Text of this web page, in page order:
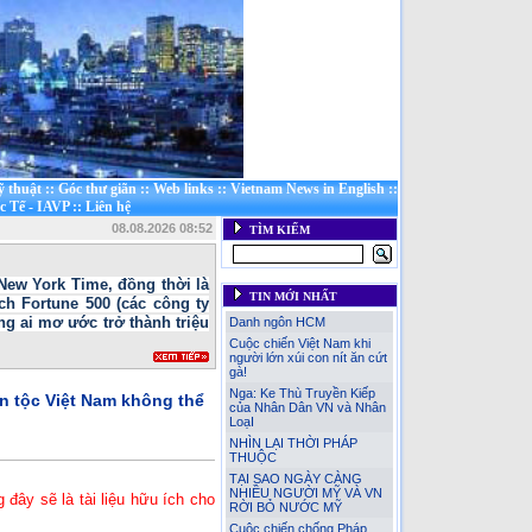
thuật::Góc thư giãn::Web links::Vietnam News in English::
Tế - IAVP::Liên hệ
08.08.2026 08:52
York Time, đồng thời là
Fortune 500 (các công ty
ai mơ ước trở thành triệu
tộc Việt Nam không thể
đây sẽ là tài liệu hữu ích cho
TÌM KIẾM
TIN MỚI NHẤT
Danh ngôn HCM
Cuộc chiến Việt Nam khi
người lớn xúi con nít ăn cứt
gà!
Nga: Ke Thù Truyền Kiếp
của Nhân Dân VN và Nhân
LoạI
NHÌN LẠI THỜI PHÁP
THUỘC
TẠI SAO NGÀY CÀNG
NHIỀU NGƯỜI MỸ VÀ VN
RỜI BỎ NƯỚC MỸ
Cuộc chiến chống Pháp
Thêm nhận thức về 6 chữ
‘Độc lập-Tự do-Hạnh phúc’
trong Quốc hiệu CHXHCN
Việt Nam [Đã đọc: 520 lần]